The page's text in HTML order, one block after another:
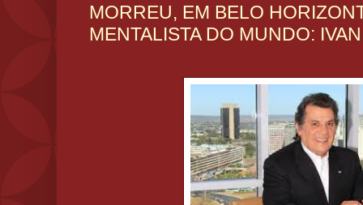
MORREU, EM BELO
MENTALISTA DO MUNDO: